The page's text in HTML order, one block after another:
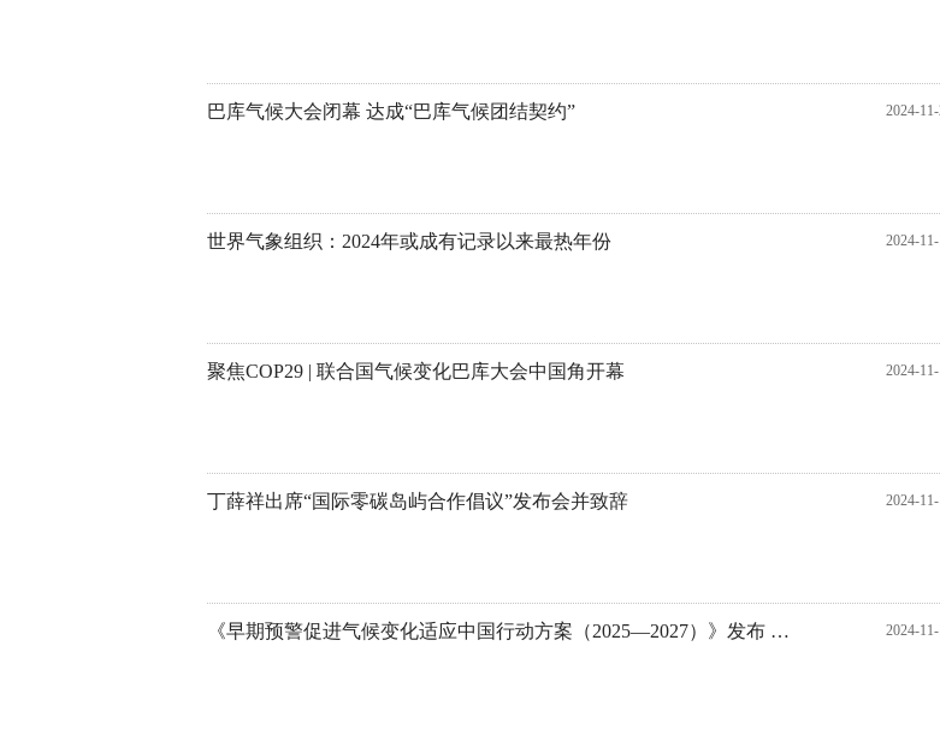
2024-
巴库气候大会闭幕 达成“巴库气候团结契约”
2024-
世界气象组织：2024年或成有记录以来最热年份
2024-
聚焦COP29 | 联合国气候变化巴库大会中国角开幕
2024-
丁薛祥出席“国际零碳岛屿合作倡议”发布会并致辞
2024-
《早期预警促进气候变化适应中国行动方案（2025—2027）》发布 为发展中国家早期预警和适应气候变化提供支持